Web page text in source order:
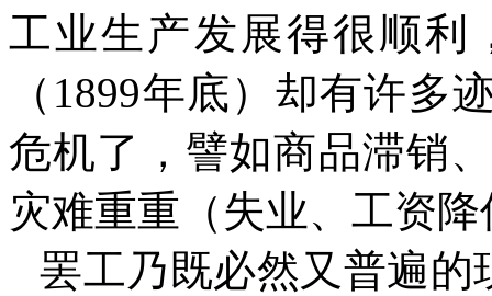
工业生产发展得很顺利
（ 1899年底）却有许多
危机了，譬如商品滞销
灾难重重（失业、工资
罢工乃既必然又普遍的